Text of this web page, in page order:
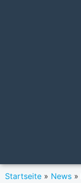
Startseite » News »